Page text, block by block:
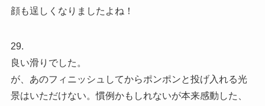
顔も逞しくなりましたよね！
29.
良い滑りでした。
が、あのフィニッシュしてからポンポンと投げ入れる光
景はいただけない。慣例かもしれないが本来感動した、